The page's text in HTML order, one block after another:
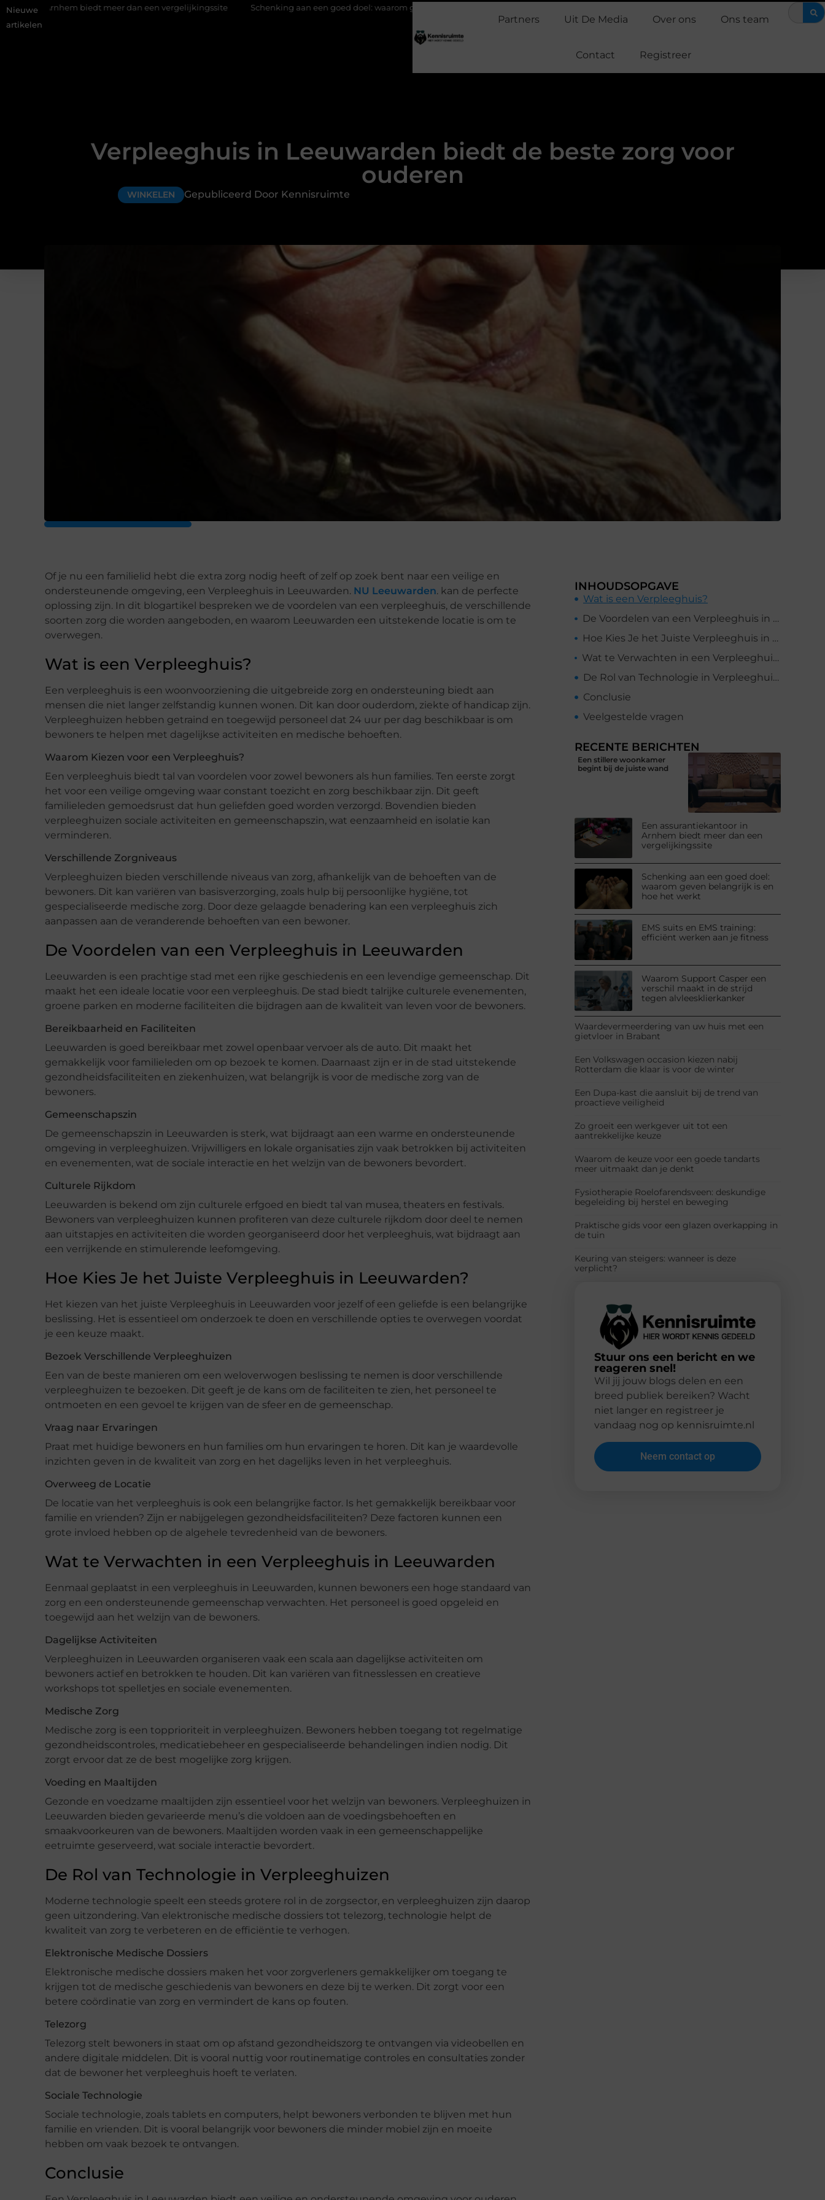
Nieuwe
artikelen
biedt meer dan een vergelijkingssite Schenking aan een goed doel: waarom geven belangrijk is en hoe het werkt Waarom
Partners Uit De Media Over ons Ons team
Contact Registreer
Verpleeghuis in Leeuwarden biedt de beste zorg voor
ouderen
WINKELEN Gepubliceerd Door Kennisruimte
Of je nu een familielid hebt die extra zorg nodig heeft of zelf op zoek bent naar een veilige en
ondersteunende omgeving, een Verpleeghuis in Leeuwarden. NU Leeuwarden. kan de perfecte
oplossing zijn. In dit blogartikel bespreken we de voordelen van een verpleeghuis, de verschillende
soorten zorg die worden aangeboden, en waarom Leeuwarden een uitstekende locatie is om te
overwegen.
Wat is een Verpleeghuis?
Een verpleeghuis is een woonvoorziening die uitgebreide zorg en ondersteuning biedt aan
mensen die niet langer zelfstandig kunnen wonen. Dit kan door ouderdom, ziekte of handicap zijn.
Verpleeghuizen hebben getraind en toegewijd personeel dat 24 uur per dag beschikbaar is om
bewoners te helpen met dagelijkse activiteiten en medische behoeften.
Waarom Kiezen voor een Verpleeghuis?
Een verpleeghuis biedt tal van voordelen voor zowel bewoners als hun families. Ten eerste zorgt
het voor een veilige omgeving waar constant toezicht en zorg beschikbaar zijn. Dit geeft
familieleden gemoedsrust dat hun geliefden goed worden verzorgd. Bovendien bieden
verpleeghuizen sociale activiteiten en gemeenschapszin, wat eenzaamheid en isolatie kan
verminderen.
Verschillende Zorgniveaus
Verpleeghuizen bieden verschillende niveaus van zorg, afhankelijk van de behoeften van de
bewoners. Dit kan variëren van basisverzorging, zoals hulp bij persoonlijke hygiëne, tot
gespecialiseerde medische zorg. Door deze gelaagde benadering kan een verpleeghuis zich
aanpassen aan de veranderende behoeften van een bewoner.
De Voordelen van een Verpleeghuis in Leeuwarden
Leeuwarden is een prachtige stad met een rijke geschiedenis en een levendige gemeenschap. Dit
maakt het een ideale locatie voor een verpleeghuis. De stad biedt talrijke culturele evenementen,
groene parken en moderne faciliteiten die bijdragen aan de kwaliteit van leven voor de bewoners.
Bereikbaarheid en Faciliteiten
Leeuwarden is goed bereikbaar met zowel openbaar vervoer als de auto. Dit maakt het
gemakkelijk voor familieleden om op bezoek te komen. Daarnaast zijn er in de stad uitstekende
gezondheidsfaciliteiten en ziekenhuizen, wat belangrijk is voor de medische zorg van de
bewoners.
Gemeenschapszin
De gemeenschapszin in Leeuwarden is sterk, wat bijdraagt aan een warme en ondersteunende
omgeving in verpleeghuizen. Vrijwilligers en lokale organisaties zijn vaak betrokken bij activiteiten
en evenementen, wat de sociale interactie en het welzijn van de bewoners bevordert.
Culturele Rijkdom
Leeuwarden is bekend om zijn culturele erfgoed en biedt tal van musea, theaters en festivals.
Bewoners van verpleeghuizen kunnen profiteren van deze culturele rijkdom door deel te nemen
aan uitstapjes en activiteiten die worden georganiseerd door het verpleeghuis, wat bijdraagt aan
een verrijkende en stimulerende leefomgeving.
Hoe Kies Je het Juiste Verpleeghuis in Leeuwarden?
Het kiezen van het juiste Verpleeghuis in Leeuwarden voor jezelf of een geliefde is een belangrijke
beslissing. Het is essentieel om onderzoek te doen en verschillende opties te overwegen voordat
je een keuze maakt.
Bezoek Verschillende Verpleeghuizen
Een van de beste manieren om een weloverwogen beslissing te nemen is door verschillende
verpleeghuizen te bezoeken. Dit geeft je de kans om de faciliteiten te zien, het personeel te
ontmoeten en een gevoel te krijgen van de sfeer en de gemeenschap.
Vraag naar Ervaringen
Praat met huidige bewoners en hun families om hun ervaringen te horen. Dit kan je waardevolle
inzichten geven in de kwaliteit van zorg en het dagelijks leven in het verpleeghuis.
Overweeg de Locatie
De locatie van het verpleeghuis is ook een belangrijke factor. Is het gemakkelijk bereikbaar voor
familie en vrienden? Zijn er nabijgelegen gezondheidsfaciliteiten? Deze factoren kunnen een
grote invloed hebben op de algehele tevredenheid van de bewoners.
Wat te Verwachten in een Verpleeghuis in Leeuwarden
Eenmaal geplaatst in een verpleeghuis in Leeuwarden, kunnen bewoners een hoge standaard van
zorg en een ondersteunende gemeenschap verwachten. Het personeel is goed opgeleid en
toegewijd aan het welzijn van de bewoners.
Dagelijkse Activiteiten
Verpleeghuizen in Leeuwarden organiseren vaak een scala aan dagelijkse activiteiten om
bewoners actief en betrokken te houden. Dit kan variëren van fitnesslessen en creatieve
workshops tot spelletjes en sociale evenementen.
Medische Zorg
Medische zorg is een topprioriteit in verpleeghuizen. Bewoners hebben toegang tot regelmatige
gezondheidscontroles, medicatiebeheer en gespecialiseerde behandelingen indien nodig. Dit
zorgt ervoor dat ze de best mogelijke zorg krijgen.
Voeding en Maaltijden
Gezonde en voedzame maaltijden zijn essentieel voor het welzijn van bewoners. Verpleeghuizen in
Leeuwarden bieden gevarieerde menu’s die voldoen aan de voedingsbehoeften en
smaakvoorkeuren van de bewoners. Maaltijden worden vaak in een gemeenschappelijke
eetruimte geserveerd, wat sociale interactie bevordert.
De Rol van Technologie in Verpleeghuizen
Moderne technologie speelt een steeds grotere rol in de zorgsector, en verpleeghuizen zijn daarop
geen uitzondering. Van elektronische medische dossiers tot telezorg, technologie helpt de
kwaliteit van zorg te verbeteren en de efficiëntie te verhogen.
Elektronische Medische Dossiers
Elektronische medische dossiers maken het voor zorgverleners gemakkelijker om toegang te
krijgen tot de medische geschiedenis van bewoners en deze bij te werken. Dit zorgt voor een
betere coördinatie van zorg en vermindert de kans op fouten.
Telezorg
Telezorg stelt bewoners in staat om op afstand gezondheidszorg te ontvangen via videobellen en
andere digitale middelen. Dit is vooral nuttig voor routinematige controles en consultaties zonder
dat de bewoner het verpleeghuis hoeft te verlaten.
Sociale Technologie
Sociale technologie, zoals tablets en computers, helpt bewoners verbonden te blijven met hun
familie en vrienden. Dit is vooral belangrijk voor bewoners die minder mobiel zijn en moeite
hebben om vaak bezoek te ontvangen.
Conclusie
INHOUDSOPGAVE
Wat is een Verpleeghuis?
De Voordelen van een Verpleeghuis in Leeuwarden
Hoe Kies Je het Juiste Verpleeghuis in Leeuwarden?
Wat te Verwachten in een Verpleeghuis in Leeuwarden
De Rol van Technologie in Verpleeghuizen
Conclusie
Veelgestelde vragen
RECENTE BERICHTEN
Een stillere woonkamer
begint bij de juiste wand
Een assurantiekantoor in
Arnhem biedt meer dan een
vergelijkingssite
Schenking aan een goed doel:
waarom geven belangrijk is en
hoe het werkt
EMS suits en EMS training:
efficiënt werken aan je fitness
Waarom Support Casper een
verschil maakt in de strijd
tegen alvleesklierkanker
Waardevermeerdering van uw huis met een
gietvloer in Brabant
Een Volkswagen occasion kiezen nabij
Rotterdam die klaar is voor de winter
Een Dupa-kast die aansluit bij de trend van
proactieve veiligheid
Zo groeit een werkgever uit tot een
aantrekkelijke keuze
Waarom de keuze voor een goede tandarts
meer uitmaakt dan je denkt
Fysiotherapie Roelofarendsveen: deskundige
begeleiding bij herstel en beweging
Praktische gids voor een glazen overkapping in
de tuin
Keuring van steigers: wanneer is deze
verplicht?
Stuur ons een bericht en we
reageren snel!
Wil jij jouw blogs delen en een
breed publiek bereiken? Wacht
niet langer en registreer je
vandaag nog op kennisruimte.nl
Neem contact op